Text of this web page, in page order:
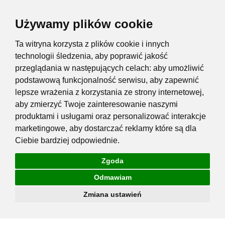
Używamy plików cookie
Ta witryna korzysta z plików cookie i innych
technologii śledzenia, aby poprawić jakość
przeglądania w następujących celach: aby umożliwić
podstawową funkcjonalność serwisu, aby zapewnić
lepsze wrażenia z korzystania ze strony internetowej,
aby zmierzyć Twoje zainteresowanie naszymi
produktami i usługami oraz personalizować interakcje
marketingowe, aby dostarczać reklamy które są dla
Ciebie bardziej odpowiednie.
Zgoda
Odmawiam
Zmiana ustawień